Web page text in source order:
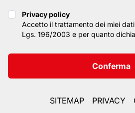
Privacy policy
Privacy policy
Accetto il trattamento dei miei
Lgs. 196/2003 e per quanto
Conferma
SITEMAP PRIVACY